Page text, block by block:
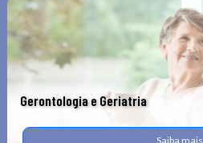
Gerontologia e Geriatria
Saiba mais